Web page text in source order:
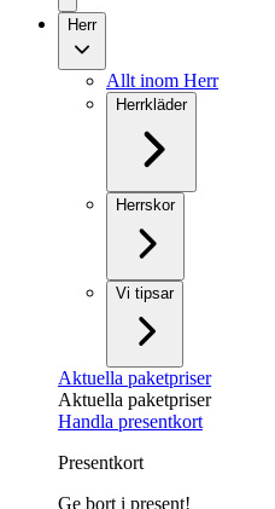
Herr
Allt inom Herr
Herrkläder
Herrskor
Vi tipsar
Aktuella paketpriser
Aktuella paketpriser
Handla presentkort
Presentkort
Ge bort i present!